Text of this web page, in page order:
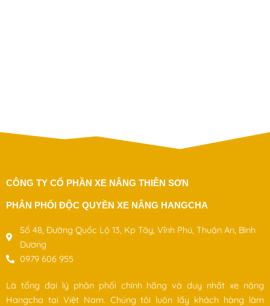
CÔNG TY CỔ PHẦN XE NÂNG THIÊN SƠN
PHÂN PHỐI ĐỘC QUYỀN XE NÂNG HANGCHA
Số 48, Đường Quốc Lộ 13, Kp Tây, Vĩnh Phú, Thuận An, Bình
Dương
0979 606 955
Là tổng đại lý phân phối chính hãng và duy nhất xe nâng
Hangcha tại Việt Nam. Chúng tôi luôn lấy khách hàng làm